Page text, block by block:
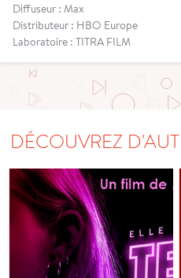
Diffuseur : Max
Distributeur : HBO Europe
Laboratoire : TITRA FILM
DÉCOUVREZ